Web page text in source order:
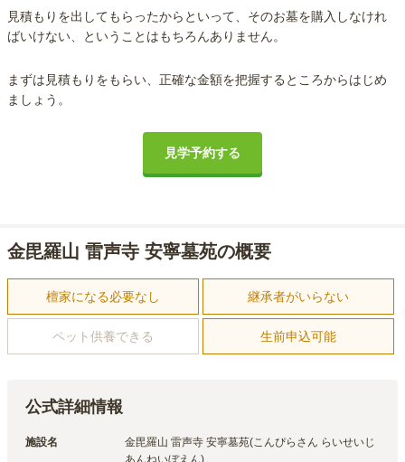
見積もりを出してもらったからといって、そのお墓を購入しなけれ
ばいけない、ということはもちろんありません。
まずは見積もりをもらい、正確な金額を把握するところからはじめ
ましょう。
見学予約する
金毘羅山 雷声寺 安寧墓苑の概要
檀家になる必要なし 継承者がいらない
ペット供養できる 生前申込可能
公式詳細情報
施設名
金毘羅山 雷声寺 安寧墓苑(こんぴらさん らいせいじ